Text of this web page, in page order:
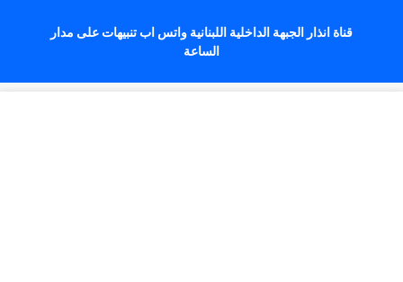
قناة انذار الجبهة الداخلية اللبنانية واتس اب تنبيهات على مدار
الساعة